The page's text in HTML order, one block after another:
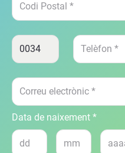
Data de naixement *